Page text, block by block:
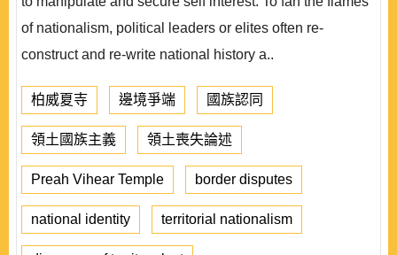
of nationalism, political leaders or elites often re-
construct and re-write national history a..
柏威夏寺 邊境爭端 國族認同
領土國族主義 領土喪失論述
Preah Vihear Temple border disputes
national identity territorial nationalism